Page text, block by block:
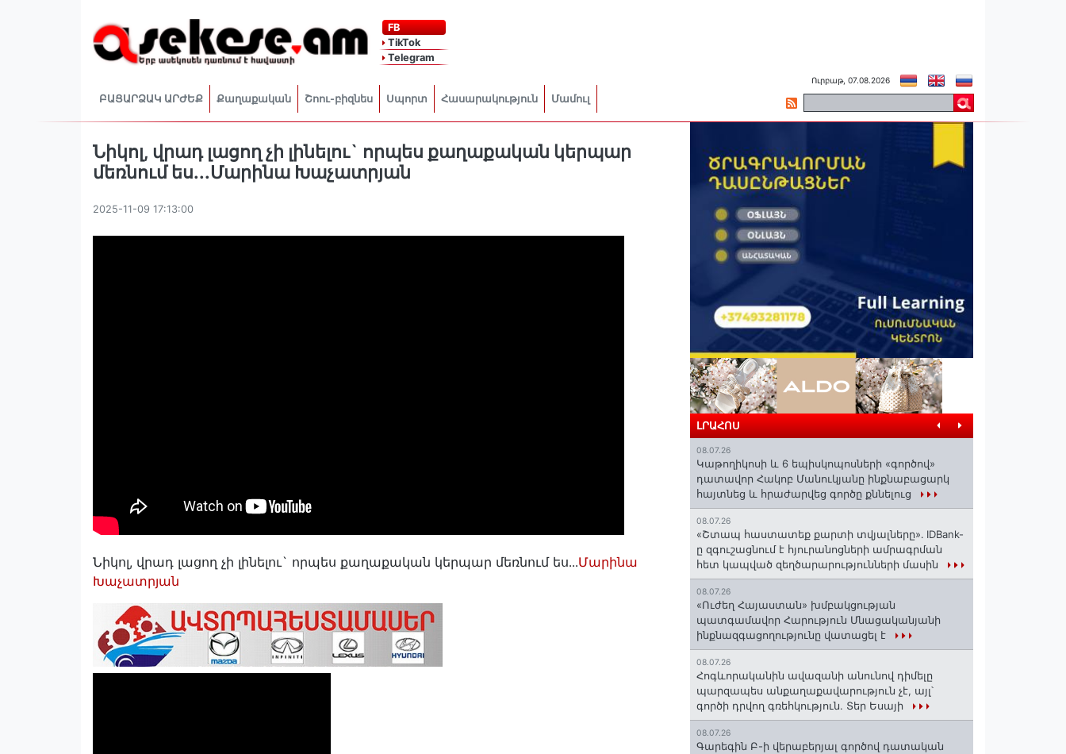
FB
TikTok
Telegram
ԲԱՑԱՐՁԱԿ ԱՐԺԵՔ Քաղաքական Շոու-բիզնես Սպորտ Հասարակություն Մամուլ
Ուրբաթ, 07.08.2026
Նիկոլ, վրադ լացող չի լինելու` որպես քաղաքական կերպար
մեռնում ես․․․Մարինա Խաչատրյան
2025-11-09 17:13:00
Նիկոլ, վրադ լացող չի լինելու` որպես քաղաքական կերպար մեռնում ես․․․Մարինա
Խաչատրյան
ԼՐԱՀՈՍ
08.07.26
️Կաթողիկոսի և 6 եպիսկոպոսների «գործով»
դատավոր Հակոբ Մանուկյանը ինքնաբացարկ
հայտնեց և հրաժարվեց գործը քննելուց
08.07.26
«Շտապ հաստատեք քարտի տվյալները»․ IDBank-
ը զգուշացնում է հյուրանոցների ամրագրման
հետ կապված զեղծարարությունների մասին
08.07.26
«Ուժեղ Հայաստան» խմբակցության
պատգամավոր Հարություն Մնացականյանի
ինքնազգացողությունը վատացել է
08.07.26
Հոգևորականին ավազանի անունով դիմելը
պարզապես անքաղաքավարություն չէ, այլ՝
գործի դրվող գռեհկություն. Տեր Եսայի
08.07.26
Գարեգին Բ-ի վերաբերյալ գործով դատական